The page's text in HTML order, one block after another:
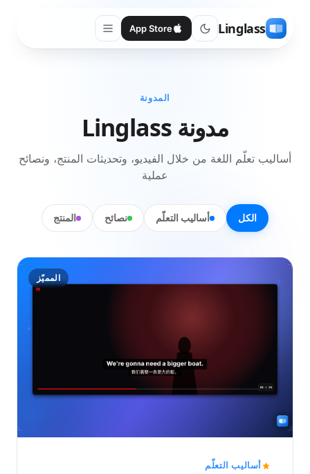
Linglass
App Store
المدونة
مدونة Linglass
أساليب تعلّم اللغة من خلال الفيديو، وتحديثات المنتج، ونصائح
عملية
الكل أساليب التعلّم نصائح المنتج
المميّز
أساليب التعلّم